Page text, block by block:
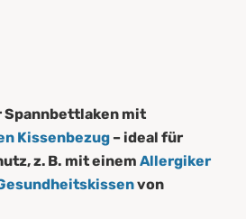
Spannbettlaken mit
Kissenbezug – ideal für
z. B. mit einem Allergiker
von